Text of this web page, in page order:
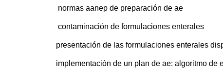
normas aanep de preparación de ae
contaminación de formulaciones enterales
presentación de las formulaciones enterales
implementación de un plan de ae: algoritmo de